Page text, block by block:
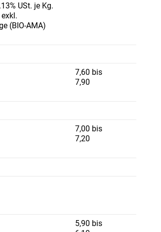
USt. je Kg.
(BIO-AMA)
7,60 bis
7,90
7,00 bis
7,20
5,90 bis